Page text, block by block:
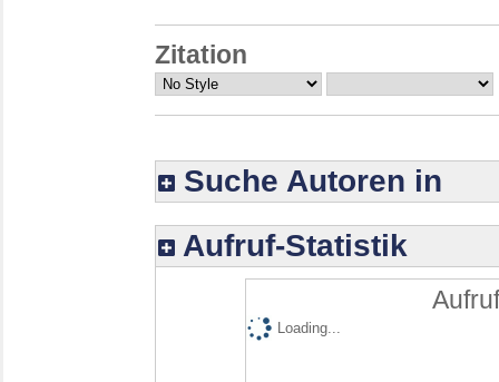
Zitation
Suche Autoren in
Aufruf-Statistik
Loading...